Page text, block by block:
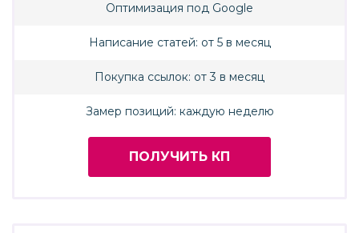
Оптимизация под Google
Написание статей: от 5 в месяц
Покупка ссылок: от 3 в месяц
Замер позиций: каждую неделю
ПОЛУЧИТЬ КП